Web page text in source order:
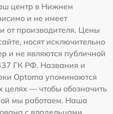
центр в Нижнем
и не имеет
от производителя. Цены
носят исключительно
и не являются публичной
ГК РФ. Названия и
Optoma упоминаются
— чтобы обозначить
мы работаем. Наша
с владельцами